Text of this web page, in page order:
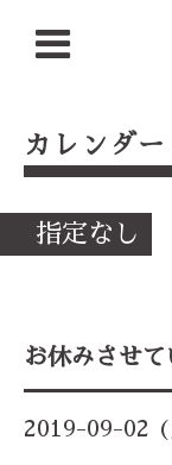
カレンダー
指定なし
お休みさせて
2019-09-02